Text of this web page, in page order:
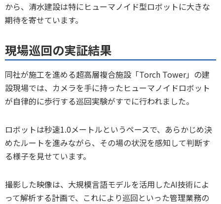
から、清水建設は特にヒューマノイド型ロボットに大きな
期待を寄せています。
現場巡回の実証結果
同社が施工を進める超高層複合施設「Torch Tower」の建
設現場では、カメラを手に持ったヒューマノイドロボット
が自律的に歩行する巡回実験がすでに行われました。
ロボットは秒速1.0メートルというペースで、あらかじめ決
めたルートを進みながら、その場の状況を感知して判断す
る様子を見せています。
撮影した映像は、大規模言語モデルを活用したAI技術によ
って解析する計画で、これにより巡回といった管理業務の